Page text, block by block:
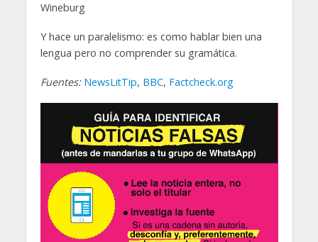
Wineburg
Y hace un paralelismo: es como hablar bien una
lengua pero no comprender su gramática.
Fuentes: NewsLitTip, BBC, Factcheck.org